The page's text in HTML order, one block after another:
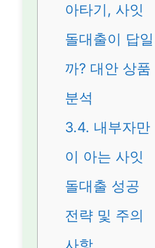
아타기, 사잇
돌대출이 답일
까? 대안 상품
분석
3.4. 내부자만
이 아는 사잇
돌대출 성공
전략 및 주의
사항